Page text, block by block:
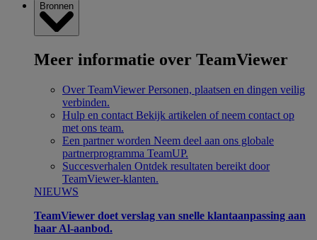
Bronnen
Meer informatie over TeamViewer
Over TeamViewer Personen, plaatsen en dingen veilig
verbinden.
Hulp en contact Bekijk artikelen of neem contact op
met ons team.
Een partner worden Neem deel aan ons globale
partnerprogramma TeamUP.
Succesverhalen Ontdek resultaten bereikt door
TeamViewer-klanten.
NIEUWS
TeamViewer doet verslag van snelle klantaanpassing aan
haar Al-aanbod.